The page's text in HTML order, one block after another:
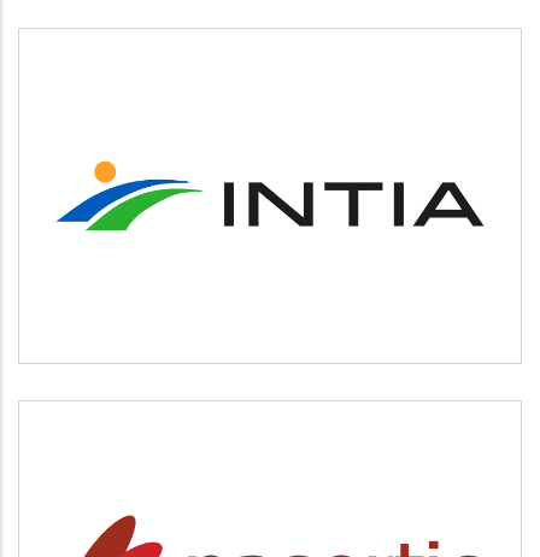
INTIA
Agricultura y ganadería
NASERTIC